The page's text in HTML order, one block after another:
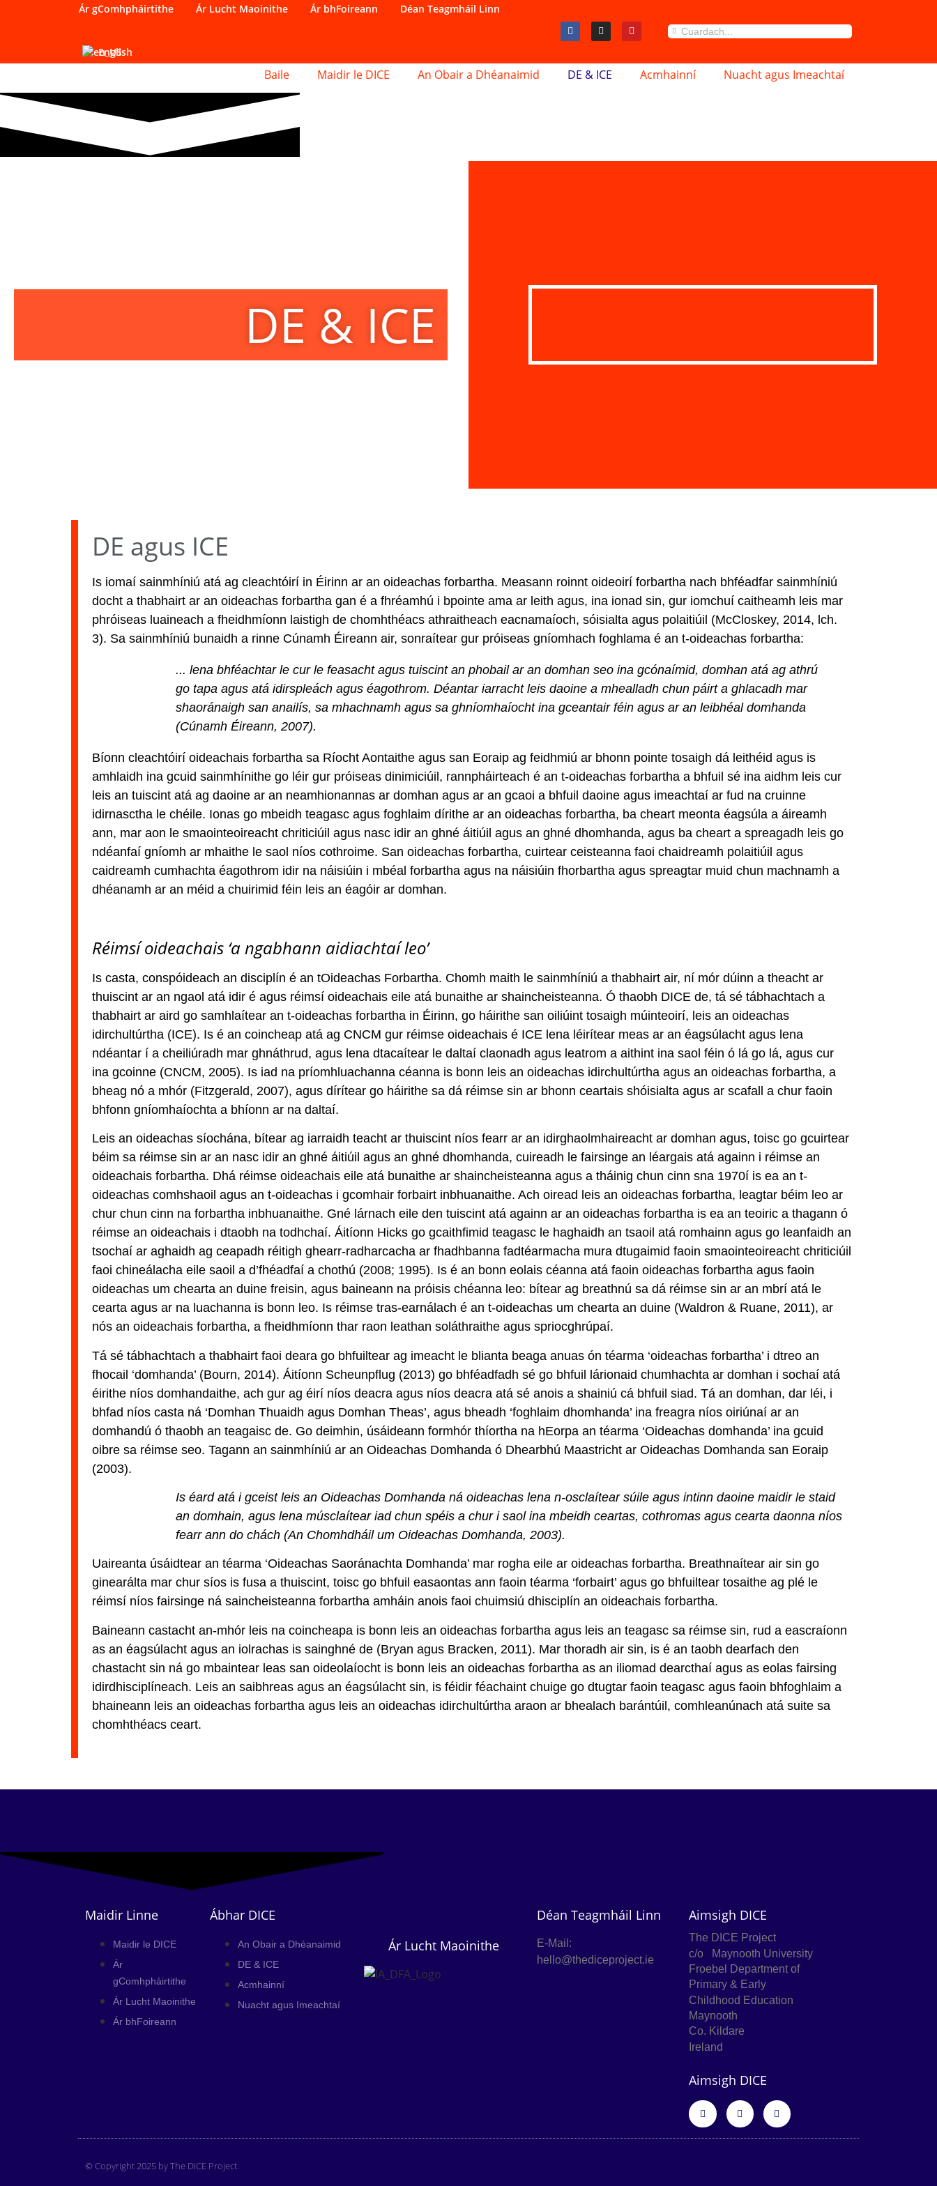
Ár gComhpháirtithe Ár Lucht Maoinithe Ár bhFoireann Déan Teagmháil Linn
English
Baile Maidir le DICE An Obair a Dhéanaimid DE & ICE Acmhainní Nuacht agus Imeachtaí
DE & ICE
DE agus ICE
Is iomaí sainmhíniú atá ag cleachtóirí in Éirinn ar an oideachas forbartha. Measann roinnt oideoirí forbartha nach bhféadfar sainmhíniú
docht a thabhairt ar an oideachas forbartha gan é a fhréamhú i bpointe ama ar leith agus, ina ionad sin, gur iomchuí caitheamh leis mar
phróiseas luaineach a fheidhmíonn laistigh de chomhthéacs athraitheach eacnamaíoch, sóisialta agus polaitiúil (McCloskey, 2014, lch.
3). Sa sainmhíniú bunaidh a rinne Cúnamh Éireann air, sonraítear gur próiseas gníomhach foghlama é an t-oideachas forbartha:
... lena bhféachtar le cur le feasacht agus tuiscint an phobail ar an domhan seo ina gcónaímid, domhan atá ag athrú
go tapa agus atá idirspleách agus éagothrom. Déantar iarracht leis daoine a mhealladh chun páirt a ghlacadh mar
shaoránaigh san anailís, sa mhachnamh agus sa ghníomhaíocht ina gceantair féin agus ar an leibhéal domhanda
(Cúnamh Éireann, 2007).
Bíonn cleachtóirí oideachais forbartha sa Ríocht Aontaithe agus san Eoraip ag feidhmiú ar bhonn pointe tosaigh dá leithéid agus is
amhlaidh ina gcuid sainmhínithe go léir gur próiseas dinimiciúil, rannpháirteach é an t-oideachas forbartha a bhfuil sé ina aidhm leis cur
leis an tuiscint atá ag daoine ar an neamhionannas ar domhan agus ar an gcaoi a bhfuil daoine agus imeachtaí ar fud na cruinne
idirnasctha le chéile. Ionas go mbeidh teagasc agus foghlaim dírithe ar an oideachas forbartha, ba cheart meonta éagsúla a áireamh
ann, mar aon le smaointeoireacht chriticiúil agus nasc idir an ghné áitiúil agus an ghné dhomhanda, agus ba cheart a spreagadh leis go
ndéanfaí gníomh ar mhaithe le saol níos cothroime. San oideachas forbartha, cuirtear ceisteanna faoi chaidreamh polaitiúil agus
caidreamh cumhachta éagothrom idir na náisiúin i mbéal forbartha agus na náisiúin fhorbartha agus spreagtar muid chun machnamh a
dhéanamh ar an méid a chuirimid féin leis an éagóir ar domhan.
Réimsí oideachais ‘a ngabhann aidiachtaí leo’
Is casta, conspóideach an disciplín é an tOideachas Forbartha. Chomh maith le sainmhíniú a thabhairt air, ní mór dúinn a theacht ar
thuiscint ar an ngaol atá idir é agus réimsí oideachais eile atá bunaithe ar shaincheisteanna. Ó thaobh DICE de, tá sé tábhachtach a
thabhairt ar aird go samhlaítear an t-oideachas forbartha in Éirinn, go háirithe san oiliúint tosaigh múinteoirí, leis an oideachas
idirchultúrtha (ICE). Is é an coincheap atá ag CNCM gur réimse oideachais é ICE lena léirítear meas ar an éagsúlacht agus lena
ndéantar í a cheiliúradh mar ghnáthrud, agus lena dtacaítear le daltaí claonadh agus leatrom a aithint ina saol féin ó lá go lá, agus cur
ina gcoinne (CNCM, 2005). Is iad na príomhluachanna céanna is bonn leis an oideachas idirchultúrtha agus an oideachas forbartha, a
bheag nó a mhór (Fitzgerald, 2007), agus dírítear go háirithe sa dá réimse sin ar bhonn ceartais shóisialta agus ar scafall a chur faoin
bhfonn gníomhaíochta a bhíonn ar na daltaí.
Leis an oideachas síochána, bítear ag iarraidh teacht ar thuiscint níos fearr ar an idirghaolmhaireacht ar domhan agus, toisc go gcuirtear
béim sa réimse sin ar an nasc idir an ghné áitiúil agus an ghné dhomhanda, cuireadh le fairsinge an léargais atá againn i réimse an
oideachais forbartha. Dhá réimse oideachais eile atá bunaithe ar shaincheisteanna agus a tháinig chun cinn sna 1970í is ea an t-
oideachas comhshaoil agus an t-oideachas i gcomhair forbairt inbhuanaithe. Ach oiread leis an oideachas forbartha, leagtar béim leo ar
chur chun cinn na forbartha inbhuanaithe. Gné lárnach eile den tuiscint atá againn ar an oideachas forbartha is ea an teoiric a thagann ó
réimse an oideachais i dtaobh na todhchaí. Áitíonn Hicks go gcaithfimid teagasc le haghaidh an tsaoil atá romhainn agus go leanfaidh an
tsochaí ar aghaidh ag ceapadh réitigh ghearr-radharcacha ar fhadhbanna fadtéarmacha mura dtugaimid faoin smaointeoireacht chriticiúil
faoi chineálacha eile saoil a d’fhéadfaí a chothú (2008; 1995). Is é an bonn eolais céanna atá faoin oideachas forbartha agus faoin
oideachas um chearta an duine freisin, agus baineann na próisis chéanna leo: bítear ag breathnú sa dá réimse sin ar an mbrí atá le
cearta agus ar na luachanna is bonn leo. Is réimse tras-earnálach é an t-oideachas um chearta an duine (Waldron & Ruane, 2011), ar
nós an oideachais forbartha, a fheidhmíonn thar raon leathan soláthraithe agus spriocghrúpaí.
Tá sé tábhachtach a thabhairt faoi deara go bhfuiltear ag imeacht le blianta beaga anuas ón téarma ‘oideachas forbartha’ i dtreo an
fhocail ‘domhanda’ (Bourn, 2014). Áitíonn Scheunpflug (2013) go bhféadfadh sé go bhfuil lárionaid chumhachta ar domhan i sochaí atá
éirithe níos domhandaithe, ach gur ag éirí níos deacra agus níos deacra atá sé anois a shainiú cá bhfuil siad. Tá an domhan, dar léi, i
bhfad níos casta ná ‘Domhan Thuaidh agus Domhan Theas’, agus bheadh ‘foghlaim dhomhanda’ ina freagra níos oiriúnaí ar an
domhandú ó thaobh an teagaisc de. Go deimhin, úsáideann formhór thíortha na hEorpa an téarma ‘Oideachas domhanda’ ina gcuid
oibre sa réimse seo. Tagann an sainmhíniú ar an Oideachas Domhanda ó Dhearbhú Maastricht ar Oideachas Domhanda san Eoraip
(2003).
Is éard atá i gceist leis an Oideachas Domhanda ná oideachas lena n-osclaítear súile agus intinn daoine maidir le staid
an domhain, agus lena músclaítear iad chun spéis a chur i saol ina mbeidh ceartas, cothromas agus cearta daonna níos
fearr ann do chách (An Chomhdháil um Oideachas Domhanda, 2003).
Uaireanta úsáidtear an téarma ‘Oideachas Saoránachta Domhanda’ mar rogha eile ar oideachas forbartha. Breathnaítear air sin go
ginearálta mar chur síos is fusa a thuiscint, toisc go bhfuil easaontas ann faoin téarma ‘forbairt’ agus go bhfuiltear tosaithe ag plé le
réimsí níos fairsinge ná saincheisteanna forbartha amháin anois faoi chuimsiú dhisciplín an oideachais forbartha.
Baineann castacht an-mhór leis na coincheapa is bonn leis an oideachas forbartha agus leis an teagasc sa réimse sin, rud a eascraíonn
as an éagsúlacht agus an iolrachas is sainghné de (Bryan agus Bracken, 2011). Mar thoradh air sin, is é an taobh dearfach den
chastacht sin ná go mbaintear leas san oideolaíocht is bonn leis an oideachas forbartha as an iliomad dearcthaí agus as eolas fairsing
idirdhisciplíneach. Leis an saibhreas agus an éagsúlacht sin, is féidir féachaint chuige go dtugtar faoin teagasc agus faoin bhfoghlaim a
bhaineann leis an oideachas forbartha agus leis an oideachas idirchultúrtha araon ar bhealach barántúil, comhleanúnach atá suite sa
chomhthéacs ceart.
Maidir Linne
Maidir le DICE
Ár
gComhpháirtithe
Ár Lucht Maoinithe
Ár bhFoireann
Ábhar DICE
An Obair a Dhéanaimid
DE & ICE
Acmhainní
Nuacht agus Imeachtaí
Ár Lucht Maoinithe
Déan Teagmháil Linn
E-Mail:
hello@thediceproject.ie
Aimsigh DICE
The DICE Project
c/o Maynooth University
Froebel Department of
Primary & Early
Childhood Education
Maynooth
Co. Kildare
Ireland
Aimsigh DICE
© Copyright 2025 by The DICE Project.